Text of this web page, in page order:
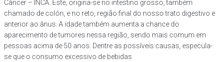
Câncer – INCA. Este, origina-se no intestino grosso, também
chamado de colón, e no reto, região final do nosso trato digestivo e
anterior ao ânus. A idade também aumenta a chance do
aparecimento de tumores nessa região, sendo mais comum em
pessoas acima de 50 anos. Dentre as possíveis causas, especula-
se que o consumo excessivo de bebidas